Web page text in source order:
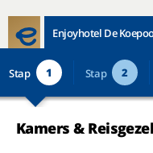
Enjoyhotel De
Stap 1 Stap 2
Kamers &